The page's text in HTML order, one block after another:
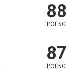
88
POENG
87
POENG